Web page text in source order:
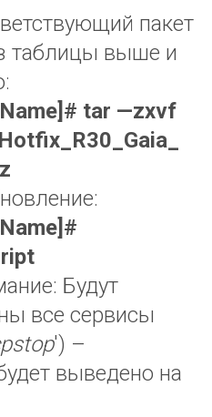
пакет
таблицы выше и
]# tar —zxvf
Hotfix R30_ Gaia
]#
Будут
все сервисы
') –
выведено на